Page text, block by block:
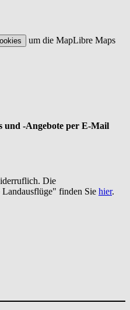
um die MapLibre Maps
und -Angebote per E-Mail
Die
finden Sie hier.